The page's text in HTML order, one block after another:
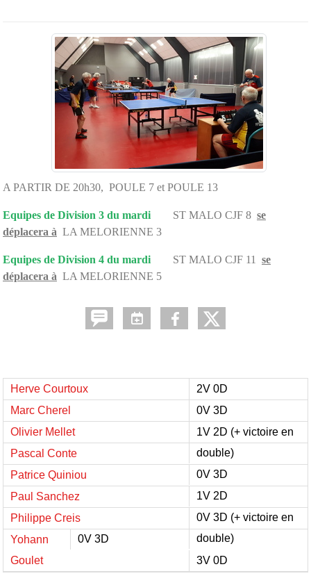
A PARTIR DE 20h30, POULE 7 et POULE 13
Equipes de Division 3 du mardi ST MALO CJF 8 se
déplacera à LA MELORIENNE 3
Equipes de Division 4 du mardi ST MALO CJF 11 se
déplacera à LA MELORIENNE 5
Herve Courtoux
2V 0D
Marc Cherel
0V 3D
Olivier Mellet
1V 2D (+ victoire en
double)
Pascal Conte
0V 3D
Patrice Quiniou
1V 2D
Paul Sanchez
0V 3D (+ victoire en
double)
Philippe Creis
0V 3D
Yohann
Goulet
3V 0D